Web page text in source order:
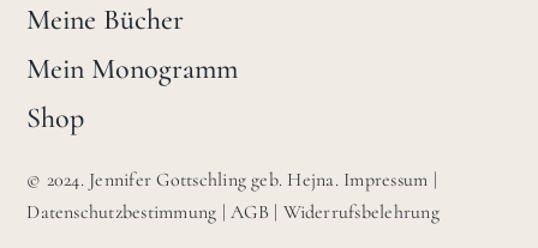
Meine Bücher
Mein Monogramm
Shop
© 2024. Jennifer Gottschling geb. Hejna. Impressum |
Datenschutzbestimmung |AGB | Widerrufsbelehrung